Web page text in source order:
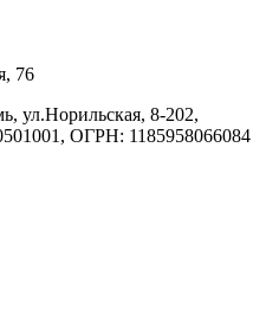
76
8-202,
ОГРН: 1185958066084